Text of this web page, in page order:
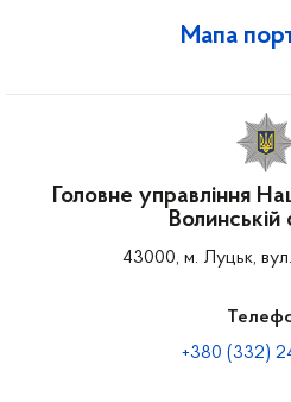
Мапа
Головне управління
Волинській
43000, м. Луцьк, вул.
+380 (332)